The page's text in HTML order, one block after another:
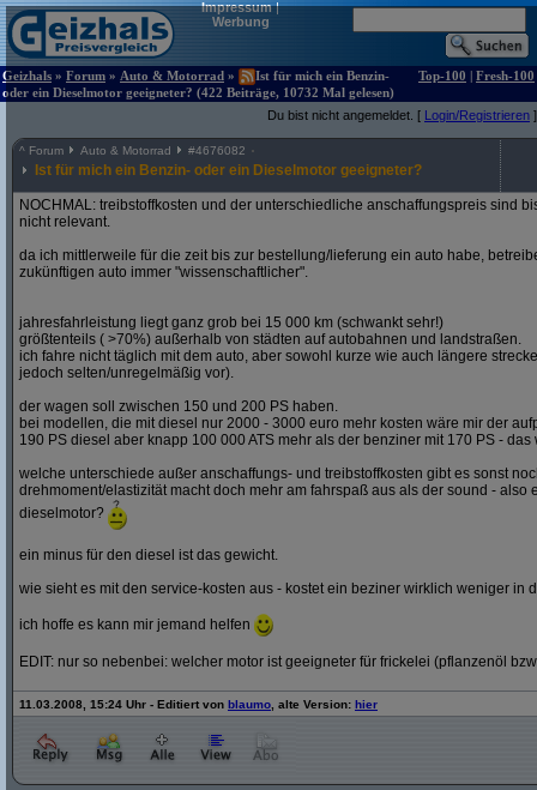
Impressum|
Werbung
Geizhals » Forum » Auto & Motorrad »
Ist für mich ein Benzin-
oder ein Dieselmotor geeigneter? (422 Beiträge, 10732 Mal gelesen)
Top-100 | Fresh-100
Du bist nicht angemeldet. [ Login/Registrieren ]
^ Forum Auto & Motorrad #4676082
Ist für mich ein Benzin- oder ein Dieselmotor geeigneter?
NOCHMAL: treibstoffkosten und der unterschiedliche anschaffungspreis sind
nicht relevant.
da ich mittlerweile für die zeit bis zur bestellung/lieferung ein auto habe,
zukünftigen auto immer "wissenschaftlicher".
jahresfahrleistung liegt ganz grob bei 15 000 km (schwankt sehr!)
größtenteils ( >70%) außerhalb von städten auf autobahnen und landstraßen.
ich fahre nicht täglich mit dem auto, aber sowohl kurze wie auch längere
jedoch selten/unregelmäßig vor).
der wagen soll zwischen 150 und 200 PS haben.
bei modellen, die mit diesel nur 2000 - 3000 euro mehr kosten wäre mir der
190 PS diesel aber knapp 100 000 ATS mehr als der benziner mit 170 PS - das
welche unterschiede außer anschaffungs- und treibstoffkosten gibt es sonst
drehmoment/elastizität macht doch mehr am fahrspaß aus als der sound - also
dieselmotor?
ein minus für den diesel ist das gewicht.
wie sieht es mit den service-kosten aus - kostet ein beziner wirklich weniger in
ich hoffe es kann mir jemand helfen
EDIT: nur so nebenbei: welcher motor ist geeigneter für frickelei (pflanzenöl
11.03.2008, 15:24 Uhr - Editiert von blaumo , alte Version: hier